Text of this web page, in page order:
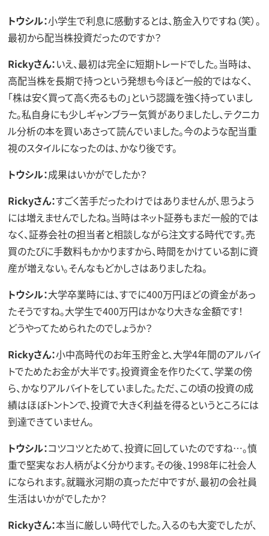
トウシル：小学生で利息に感動するとは、筋金入りですね（笑）。
最初から配当株投資だったのですか？
Rickyさん：いえ、最初は完全に短期トレードでした。当時は、
高配当株を長期で持つという発想も今ほど一般的ではなく、
「株は安く買って高く売るもの」という認識を強く持っていまし
た。私自身にも少しギャンブラー気質がありましたし、テクニカ
ル分析の本を買いあさって読んでいました。今のような配当重
視のスタイルになったのは、かなり後です。
トウシル：成果はいかがでしたか？
Rickyさん：すごく苦手だったわけではありませんが、思うよう
には増えませんでしたね。当時はネット証券もまだ一般的では
なく、証券会社の担当者と相談しながら注文する時代です。売
買のたびに手数料もかかりますから、時間をかけている割に資
産が増えない。そんなもどかしさはありましたね。
トウシル：大学卒業時には、すでに400万円ほどの資金があっ
たそうですね。大学生で400万円はかなり大きな金額です！
どうやってためられたのでしょうか？
Rickyさん：小中高時代のお年玉貯金と、大学4年間のアルバイ
トでためたお金が大半です。投資資金を作りたくて、学業の傍
ら、かなりアルバイトをしていました。ただ、この頃の投資の成
績はほぼトントンで、投資で大きく利益を得るというところには
到達できていません。
トウシル：コツコツとためて、投資に回していたのですね…。慎
重で堅実なお人柄がよく分かります。その後、1998年に社会人
になられます。就職氷河期の真っただ中ですが、最初の会社員
生活はいかがでしたか？
Rickyさん：本当に厳しい時代でした。入るのも大変でしたが、